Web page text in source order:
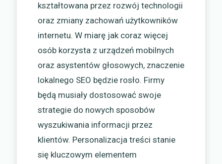
kształtowana przez rozwój technologii
oraz zmiany zachowań użytkowników
internetu. W miarę jak coraz więcej
osób korzysta z urządzeń mobilnych
oraz asystentów głosowych, znaczenie
lokalnego SEO będzie rosło. Firmy
będą musiały dostosować swoje
strategie do nowych sposobów
wyszukiwania informacji przez
klientów. Personalizacja treści stanie
się kluczowym elementem